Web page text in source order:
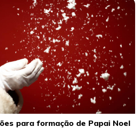
para formação de Papai Noel